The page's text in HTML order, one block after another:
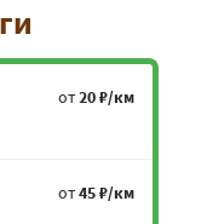
от20 ₽/км
от45 ₽/км